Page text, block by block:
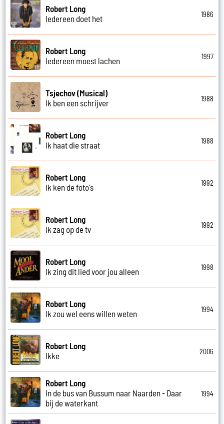
Robert Long
Iedereen doet het
1986
Robert Long
Iedereen moest lachen
1997
Tsjechov (Musical)
Ik ben een schrijver
1988
Robert Long
Ik haat die straat
1988
Robert Long
Ik ken de foto's
1992
Robert Long
Ik zag op de tv
1992
Robert Long
Ik zing dit lied voor jou alleen
1998
Robert Long
Ik zou wel eens willen weten
1994
Robert Long
Ikke
2006
Robert Long
In de bus van Bussum naar Naarden - Daar
bij de waterkant
1994